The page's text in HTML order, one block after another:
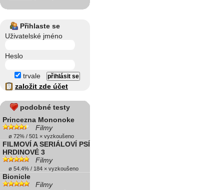
Přihlaste se
Uživatelské jméno
Heslo
trvale
založit zde účet
podobné testy
Princezna Mononoke
Filmy
ø 72% / 501 × vyzkoušeno
FILMOVÍ A SERIÁLOVÍ PSÍ
HRDINOVÉ 3
Filmy
ø 54.4% / 184 × vyzkoušeno
Bionicle
Filmy